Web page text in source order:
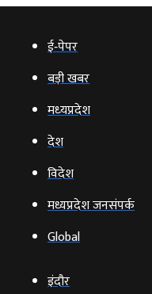
ई‑पेपर
बड़ी खबर
मध्‍यप्रदेश
देश
विदेश
मध्यप्रदेश जनसंपर्क
Global
इंदौर